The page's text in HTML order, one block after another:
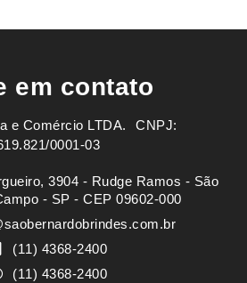
em contato
Comércio LTDA. ㅤㅤㅤ CNPJ:
0001-03
3904 - Rudge Ramos - São
- SP - CEP 09602-000
(11) 4368-2400
(11) 4368-2400